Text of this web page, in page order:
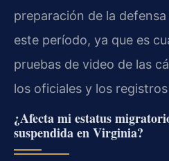
preparación de la
este período, ya que es
pruebas de video de las
los oficiales y los registros
¿Afecta mi estatus
suspendida en Virginia?